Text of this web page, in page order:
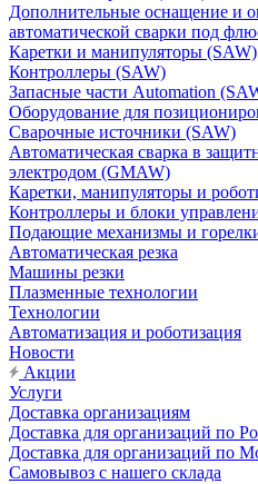
Дополнительные оснащение и
автоматической сварки под
Каретки и манипуляторы (SAW)
Контроллеры (SAW)
Запасные части Automation
Оборудование для
Сварочные источники (SAW)
Автоматическая сварка в
электродом (GMAW)
Каретки, манипуляторы и
Контроллеры и блоки
Подающие механизмы и
Автоматическая резка
Машины резки
Плазменные технологии
Технологии
Автоматизация и роботизация
Новости
Акции
Услуги
Доставка организациям
Доставка для организаций по
Доставка для организаций по
Самовывоз с нашего склада